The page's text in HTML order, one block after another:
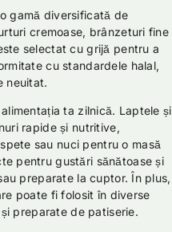
gamă diversificată de
cremoase, brânzeturi fine
selectat cu grijă pentru a
cu standardele halal,
neuitat.
ta zilnică. Laptele și
rapide și nutritive,
sau nuci pentru o masă
pentru gustări sănătoase și
preparate la cuptor. În plus,
poate fi folosit în diverse
preparate de patiserie.